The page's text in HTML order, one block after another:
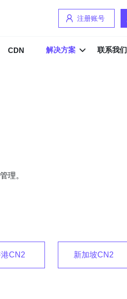
注册账号
CDN 解决方案 联系我们
理。
CN2 新加坡CN2